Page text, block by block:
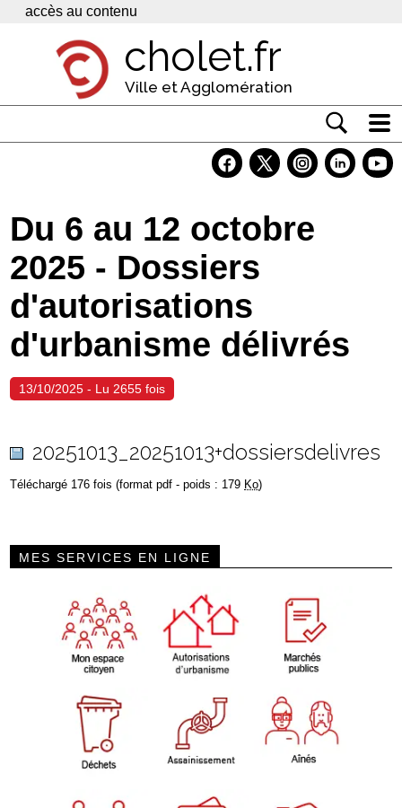
Panneau de gestion des cookies
accès au contenu
cholet.fr
Ville et Agglomération
Economie
Services
Contacts
Du 6 au 12 octobre
2025 - Dossiers
d'autorisations
d'urbanisme délivrés
13/10/2025 - Lu 2655 fois
20251013_20251013+dossiersdelivres
Téléchargé 176 fois (format pdf - poids : 179 Ko)
MES SERVICES EN LIGNE